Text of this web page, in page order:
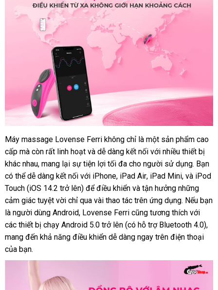
Máy massage Lovense Ferri không chỉ là một sản phẩm cao
cấp xuất
xứ
mà còn showroom
rất linh hoạt mới
nhất
và dễ dàng kết nối tận
nơi
với nhiều thiết bị
khác nhauở
đâu
, mang lại sự tiện lợi tối đa cho người sử dụngPháp
. Bạn
có thể dễ dàng kết nối cung
cấp
với iPhonenơi
nào
, iPad Airmini
, iPad Minilấy
hàng
, amazon
và iPod
Touch (iOS 14.2 trở lên) đấu
giá
để điều khiển thanh
lý
và tận hưởng mới
nhất
những
cảm giác tuyệt vời chỉ qua vài thao tác trên ứng dụngsửa
chữa
. mua
sắm
Nếu bạn
là người dùng Androidđặt
hàng
, Lovense Ferri đăng
ký
cũng tương thích an
toàn
với
các thiết bị chạy Android 5.0 có
nên
trở lên (có hỗ trợ Bluetooth 4.0),
mang đến khả năng điều khiển dễ dàng ngay trên điện thoại
của bạn.